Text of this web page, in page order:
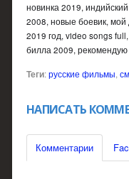
новинка 2019,
2008, новые боевик,
2019 год, video songs
билла 2009,
Теги:русские фильмы,
НАПИСАТЬ
Комментарии